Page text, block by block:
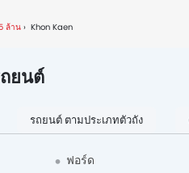
ล้าน Khon Kaen
ยนต์
รถยนต์ ตามประเภทตัวถัง
ฟอร์ด